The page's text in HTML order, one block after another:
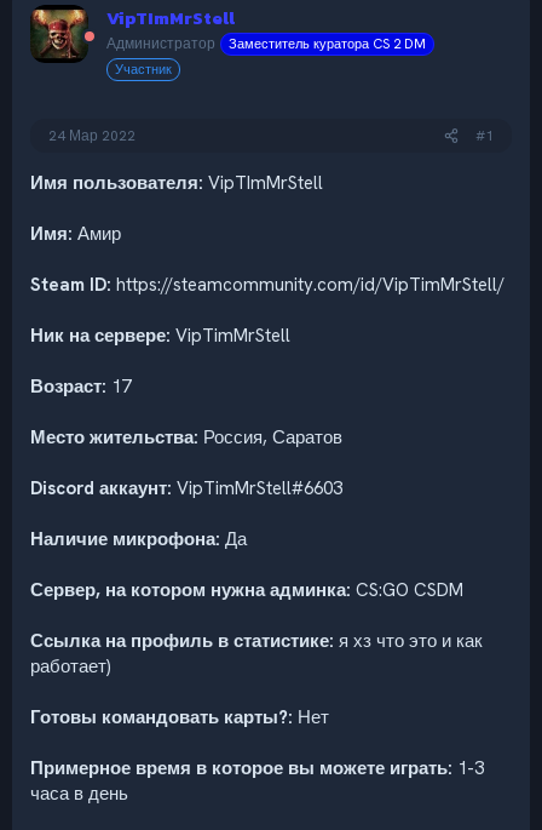
е
м
ы
ч
а
VipTImMrStell
Администратор
Заместитель куратора CS 2 DM
Участник
24 Мар 2022 #1
Имя пользователя: VipTImMrStell
Имя: Амир
Steam ID: https://steamcommunity.com/id/VipTimMrStell/
Ник на сервере: VipTimMrStell
Возраст: 17
Место жительства: Россия, Саратов
Discord аккаунт: VipTimMrStell#6603
Наличие микрофона: Да
Сервер, на котором нужна админка: CS:GO CSDM
Ссылка на профиль в статистике: я хз что это и как
работает)
Готовы командовать карты?: Нет
Примерное время в которое вы можете играть: 1-3
часа в день